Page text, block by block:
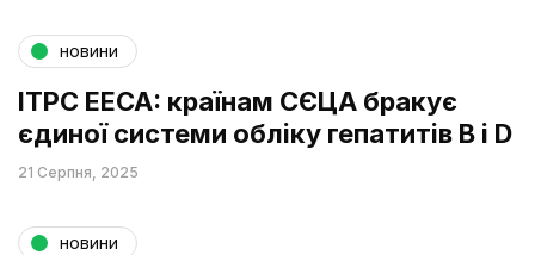
новини
ITPC EECA: країнам СЄЦА бракує
єдиної системи обліку гепатитів В і D
21 Серпня, 2025
новини